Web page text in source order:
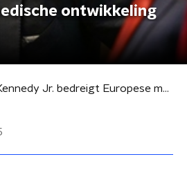
ontwikkeling
VS-beleid Kennedy Jr. bedreigt Europese medische ontwikkeling